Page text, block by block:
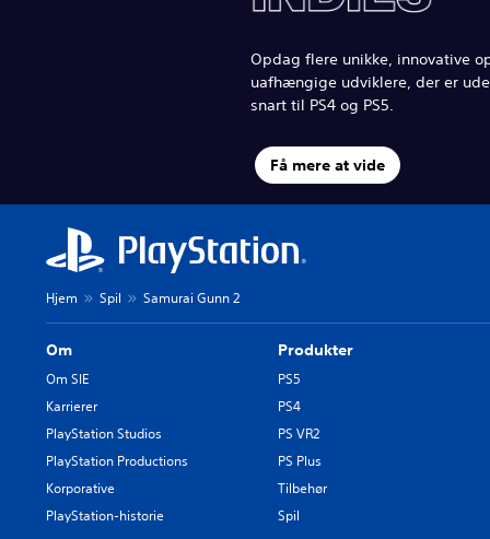
Opdag flere unikke, innovative
uafhængige udviklere, der er
snart til PS4 og PS5.
Få mere at vide
Hjem Spil Samurai Gunn 2
Om
Om SIE
Karrierer
PlayStation Studios
PlayStation Productions
Korporative
PlayStation-historie
Produkter
PS5
PS4
PS VR2
PS Plus
Tilbehør
Spil